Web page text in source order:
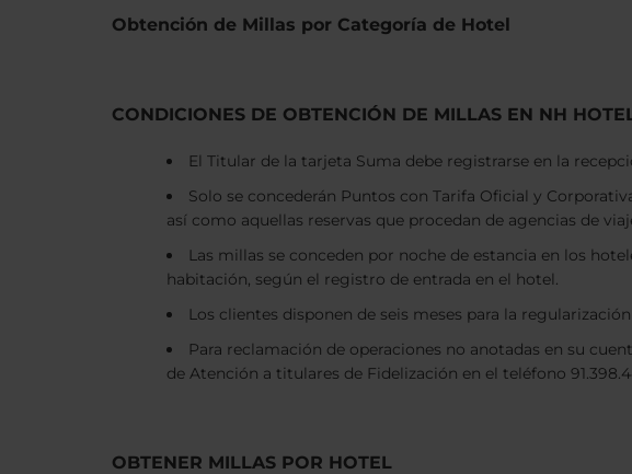
Obtención de Millas por Categoría de Hotel
CONDICIONES DE OBTENCIÓN DE MILLAS EN NH
El Titular de la tarjeta Suma debe registrarse en la
Solo se concederán Puntos con Tarifa Oficial y
así como aquellas reservas que procedan de agencias de
Las millas se conceden por noche de estancia en los
habitación, según el registro de entrada en el hotel.
Los clientes disponen de seis meses para la
Para reclamación de operaciones no anotadas en su
de Atención a titulares de Fidelización en el teléfono
OBTENER MILLAS POR HOTEL